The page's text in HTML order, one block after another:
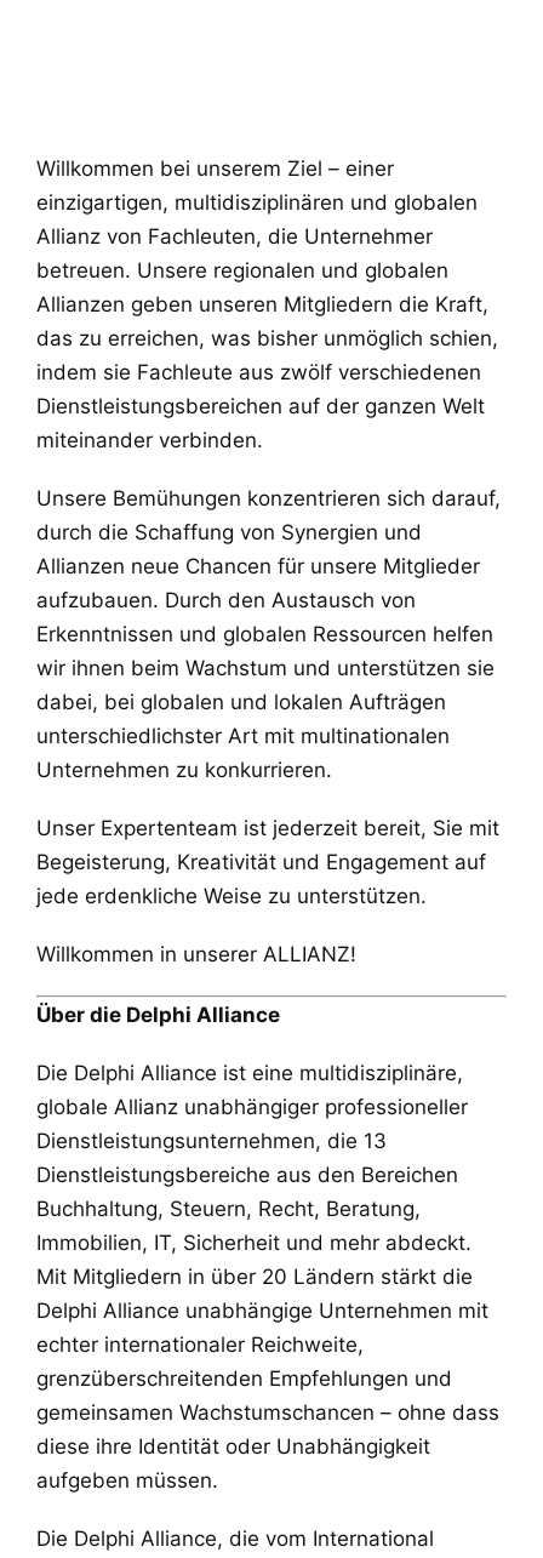
Willkommen bei unserem Ziel – einer
einzigartigen, multidisziplinären und globalen
Allianz von Fachleuten, die Unternehmer
betreuen. Unsere regionalen und globalen
Allianzen geben unseren Mitgliedern die Kraft,
das zu erreichen, was bisher unmöglich schien,
indem sie Fachleute aus zwölf verschiedenen
Dienstleistungsbereichen auf der ganzen Welt
miteinander verbinden.
Unsere Bemühungen konzentrieren sich darauf,
durch die Schaffung von Synergien und
Allianzen neue Chancen für unsere Mitglieder
aufzubauen. Durch den Austausch von
Erkenntnissen und globalen Ressourcen helfen
wir ihnen beim Wachstum und unterstützen sie
dabei, bei globalen und lokalen Aufträgen
unterschiedlichster Art mit multinationalen
Unternehmen zu konkurrieren.
Unser Expertenteam ist jederzeit bereit, Sie mit
Begeisterung, Kreativität und Engagement auf
jede erdenkliche Weise zu unterstützen.
Willkommen in unserer ALLIANZ!
Über die Delphi Alliance
Die Delphi Alliance ist eine multidisziplinäre,
globale Allianz unabhängiger professioneller
Dienstleistungsunternehmen, die 13
Dienstleistungsbereiche aus den Bereichen
Buchhaltung, Steuern, Recht, Beratung,
Immobilien, IT, Sicherheit und mehr abdeckt.
Mit Mitgliedern in über 20 Ländern stärkt die
Delphi Alliance unabhängige Unternehmen mit
echter internationaler Reichweite,
grenzüberschreitenden Empfehlungen und
gemeinsamen Wachstumschancen – ohne dass
diese ihre Identität oder Unabhängigkeit
aufgeben müssen.
Die Delphi Alliance, die vom International